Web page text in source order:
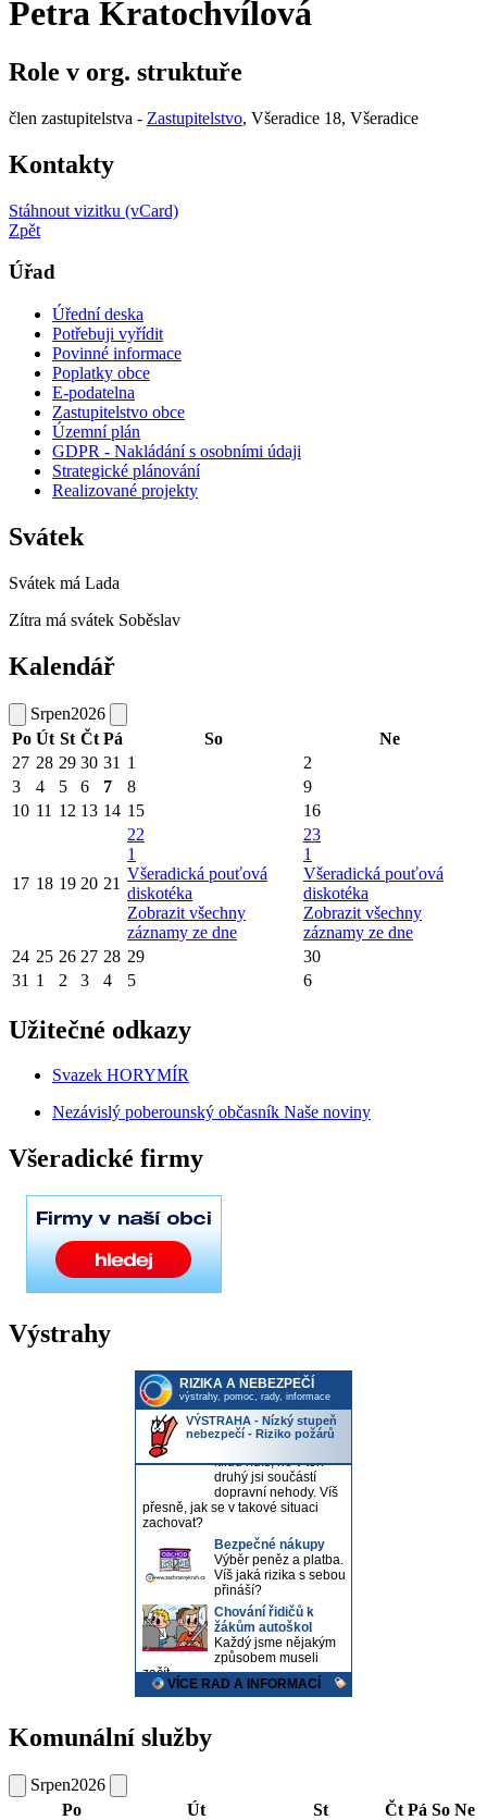
Petra Kratochvílová
Role v org. struktuře
člen zastupitelstva - Zastupitelstvo, Všeradice 18, Všeradice
Kontakty
Stáhnout vizitku (vCard)
Zpět
Úřad
Úřední deska
Potřebuji vyřídit
Povinné informace
Poplatky obce
E-podatelna
Zastupitelstvo obce
Územní plán
GDPR - Nakládání s osobními údaji
Strategické plánování
Realizované projekty
Svátek
Svátek má Lada
Zítra má svátek Soběslav
Kalendář
Srpen2026
Po Út St Čt Pá So
Ne
27 28 29 30 31 1
2
3
4 5 6 7 8
9
10 11 12 13 14 15 16
17 18 19 20 21
22
1
Všeradická pouťová
diskotéka
Zobrazit všechny
záznamy ze dne
23
1
Všeradická pouťová
diskotéka
Zobrazit všechny
záznamy ze dne
24 25 26 27 28 29
30
31 1 2 3 4 5 6
Užitečné odkazy
Svazek HORYMÍR
Nezávislý poberounský občasník Naše noviny
Všeradické firmy
Výstrahy
Komunální služby
Srpen2026
Po
Út St Čt Pá So Ne